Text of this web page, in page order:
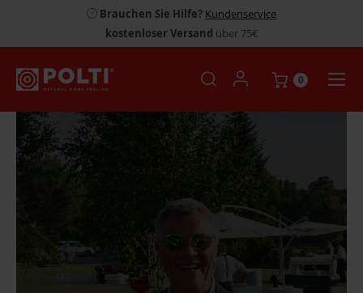
Brauchen Sie Hilfe? Kundenservice
kostenloser Versand über 75€
0